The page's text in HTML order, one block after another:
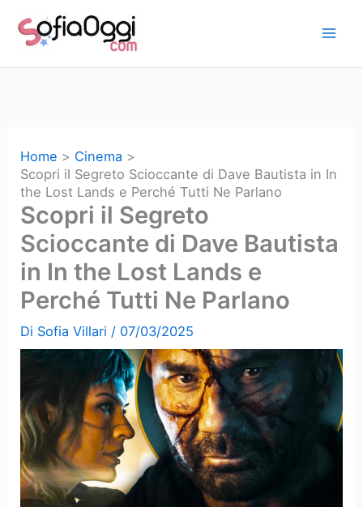
Home
Cinema
Scopri il Segreto Scioccante di Dave Bautista in In
the Lost Lands e Perché Tutti Ne Parlano
Scopri il Segreto
Scioccante di Dave Bautista
in In the Lost Lands e
Perché Tutti Ne Parlano
Di Sofia Villari / 07/03/2025